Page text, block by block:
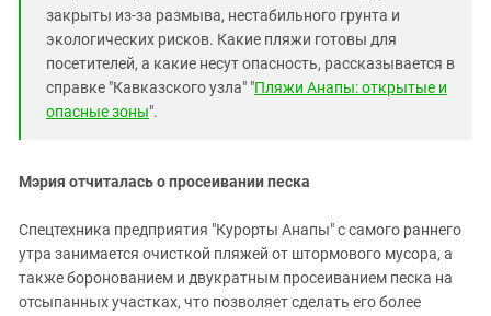
закрыты из-за размыва, нестабильного грунта и
экологических рисков. Какие пляжи готовы для
посетителей, а какие несут опасность, рассказывается в
справке "Кавказского узла" "Пляжи Анапы: открытые и
опасные зоны".
Мэрия отчиталась о просеивании песка
Спецтехника предприятия "Курорты Анапы" с самого раннего
утра занимается очисткой пляжей от штормового мусора, а
также боронованием и двукратным просеиванием песка на
отсыпанных участках, что позволяет сделать его более